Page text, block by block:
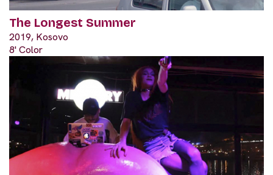
The Longest Summer
2019, Kosovo
8' Color